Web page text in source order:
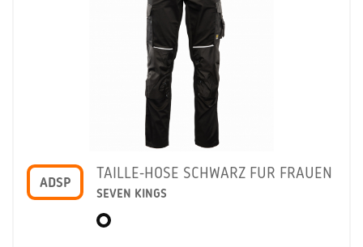
ADSP
TAILLE-HOSE SCHWARZ FUR FRAUEN
SEVEN KINGS